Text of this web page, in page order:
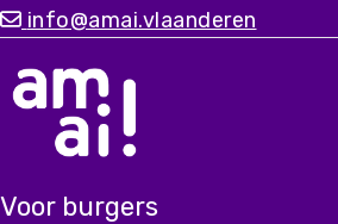
info@amai.vlaanderen
Voor burgers